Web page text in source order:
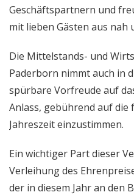
Geschäftspartnern und
mit lieben Gästen aus nah
Die Mittelstands- und
Paderborn nimmt auch in
spürbare Vorfreude auf
Anlass, gebührend auf
Jahreszeit einzustimmen.
Ein wichtiger Part dieser
Verleihung des
der in diesem Jahr an den